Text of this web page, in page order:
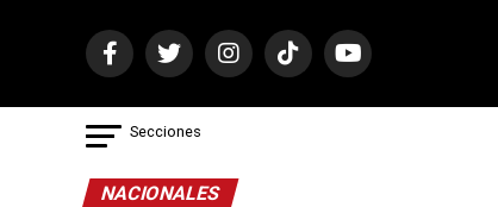
Secciones
NACIONALES